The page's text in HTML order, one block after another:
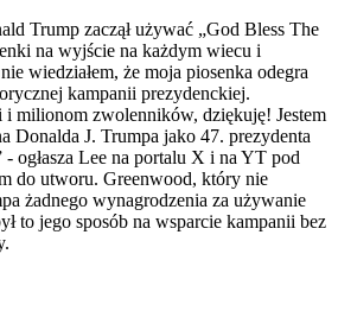
Trump zaczął używać „God Bless The
na wyjście na każdym wiecu i
wiedziałem, że moja piosenka odegra
kampanii prezydenckiej.
milionom zwolenników, dziękuję! Jestem
Donalda J. Trumpa jako 47. prezydenta
ogłasza Lee na portalu X i na YT pod
do utworu. Greenwood, który nie
żadnego wynagrodzenia za używanie
to jego sposób na wsparcie kampanii bez